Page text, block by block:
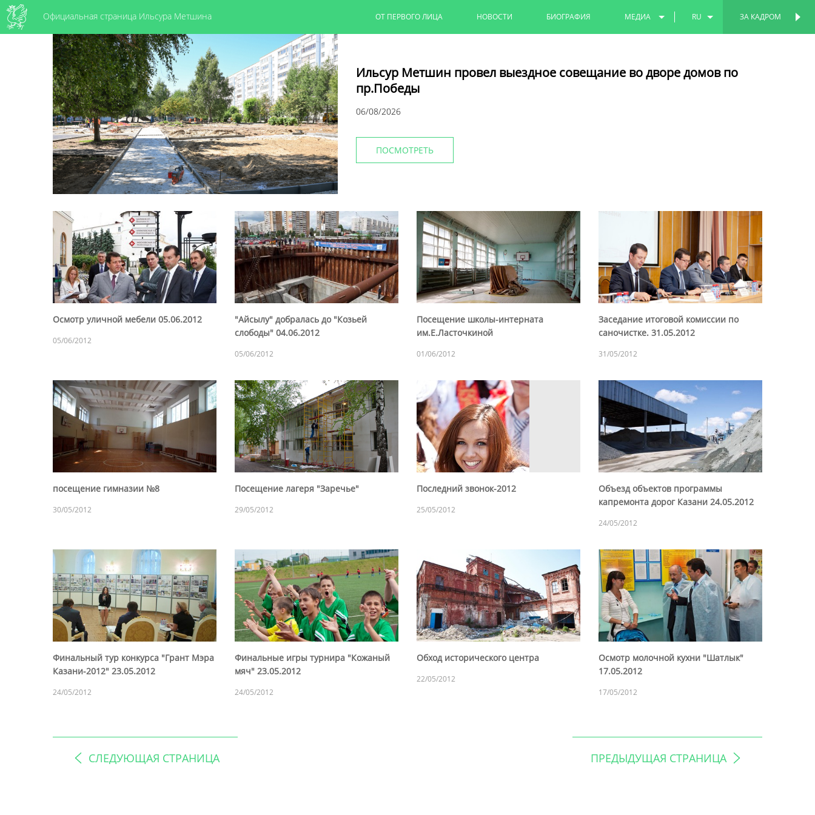
Официальная страница Ильсура Метшина ЗА КАДРОМ
ОТ ПЕРВОГО ЛИЦА НОВОСТИ БИОГРАФИЯ МЕДИА RU
Ильсур Метшин провел выездное совещание во дворе домов по
пр.Победы
06/08/2026
ПОСМОТРЕТЬ
Осмотр уличной мебели 05.06.2012
05/06/2012
"Айсылу" добралась до "Козьей
слободы" 04.06.2012
05/06/2012
Посещение школы-интерната
им.Е.Ласточкиной
01/06/2012
Заседание итоговой комиссии по
саночистке. 31.05.2012
31/05/2012
посещение гимназии №8
30/05/2012
Посещение лагеря "Заречье"
29/05/2012
Последний звонок-2012
25/05/2012
Объезд объектов программы
капремонта дорог Казани 24.05.2012
24/05/2012
Финальный тур конкурса "Грант Мэра
Казани-2012" 23.05.2012
24/05/2012
Финальные игры турнира "Кожаный
мяч" 23.05.2012
24/05/2012
Обход исторического центра
22/05/2012
Осмотр молочной кухни "Шатлык"
17.05.2012
17/05/2012
СЛЕДУЮЩАЯ СТРАНИЦА ПРЕДЫДУЩАЯ СТРАНИЦА
ПЕРСОНАЛЬНАЯ